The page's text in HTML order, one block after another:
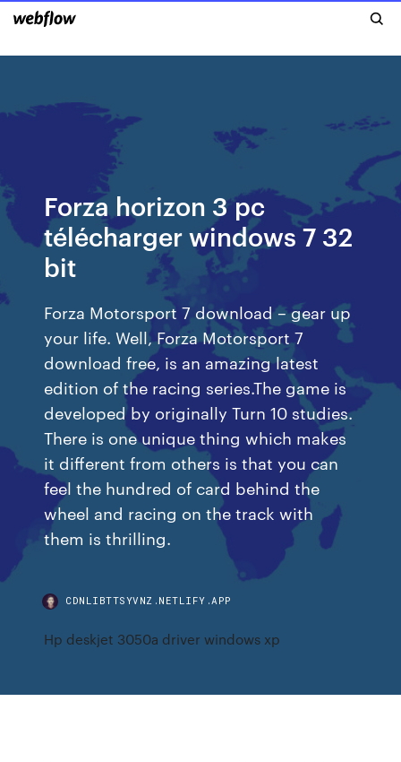
Forza horizon 3 pc
télécharger windows 7 32
bit
Forza Motorsport 7 download – gear up
your life. Well, Forza Motorsport 7
download free, is an amazing latest
edition of the racing series.The game is
developed by originally Turn 10 studies.
There is one unique thing which makes
it different from others is that you can
feel the hundred of card behind the
wheel and racing on the track with
them is thrilling.
CDNLIBTTSYVNZ.NETLIFY.APP
Hp deskjet 3050a driver windows xp